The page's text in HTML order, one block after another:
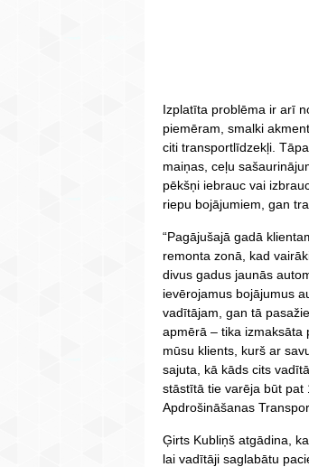
Izplatīta problēma ir arī
piemēram, smalki
citi transportlīdzekļi.
maiņas, ceļu
pēkšņi iebrauc vai
riepu bojājumiem, gan
“Pagājušajā gadā
remonta zonā, kad
divus gadus jaunās
ievērojamus bojājumus
vadītājam, gan tā
apmērā – tika izmaksāta
mūsu klients, kurš ar
sajuta, kā kāds cits
stāstītā tie varēja būt pat
Apdrošināšanas
Ģirts Kubliņš atgādina,
lai vadītāji saglabātu